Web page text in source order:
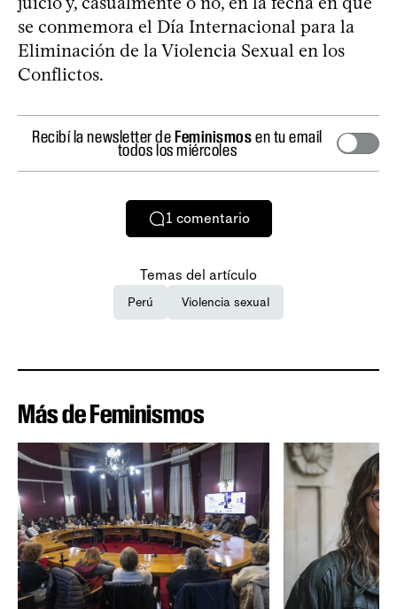
se conmemora el Día Internacional para la
Eliminación de la Violencia Sexual en los
Conflictos.
Recibí la newsletter deFeminismosen tu email
todos los miércoles
1 comentario
Temas del artículo
Perú Violencia sexual
Más de Feminismos